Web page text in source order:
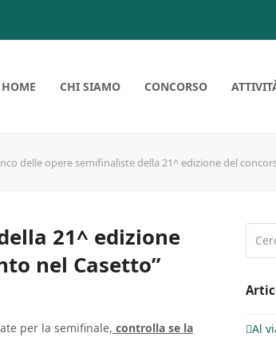
HOME CHI SIAMO CONCORSO
delle opere semifinaliste della 21^ edizione del
21^ edizione
nel Casetto”
per la semifinale, controlla se la
Al